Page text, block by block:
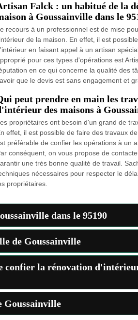
Falck : un habitué de la
à Goussainville dans le
recours à un professionnel est de mise
de la maison. En effet, il est
en faisant appel à un artisan
pour ces types d'opérations est
en ce qui concerne la qualité des
que le devis est sans engagement et
peut prendre en main les
des maisons à
propriétaires ont besoin d'un grand de
effet, il est possible de faire des travaux
préférable de confier les opérations à un
conséquent, on vous propose de
une très bonne qualité de travail.
nécessaires pour respecter le
propriétaires.
dans le 95190
de Goussainville
confier la rénovation
Goussainville